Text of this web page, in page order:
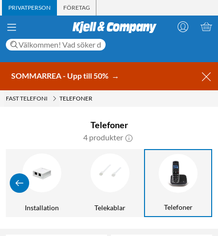
PRIVATPERSON FÖRETAG
SOMMARREA - Upp till 50% →
FAST TELEFONI TELEFONER
Telefoner
4 produkter
Installation Telekablar Telefoner